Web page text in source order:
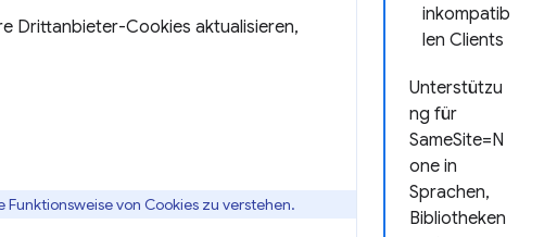
inkompatib
len Clients
Unterstützu
ng für
SameSite=N
one in
Sprachen,
Bibliotheken
Drittanbieter-Cookies aktualisieren,
von Cookies zu verstehen.